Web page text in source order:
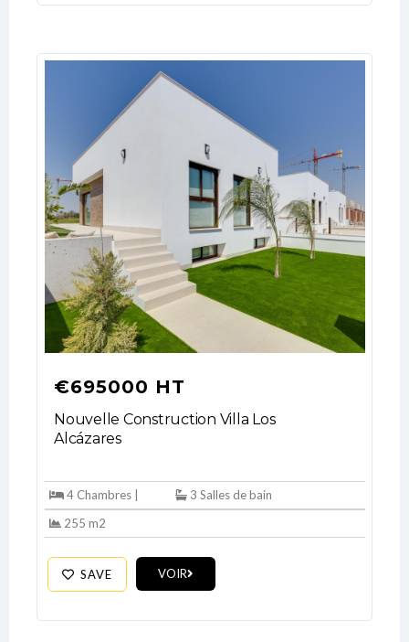
€695000 HT
Nouvelle Construction Villa Los
Alcázares
4 Chambres |
3 Salles de bain
255 m2
SAVE VOIR
Don't have an account?Sign Up
Username